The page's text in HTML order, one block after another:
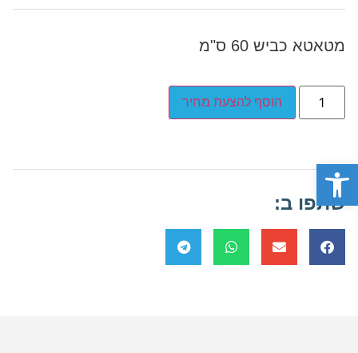
פתח סרגל נגישות
מטאטא כביש 60 ס"מ
הוסף להצעת מחיר
שתפו ב: